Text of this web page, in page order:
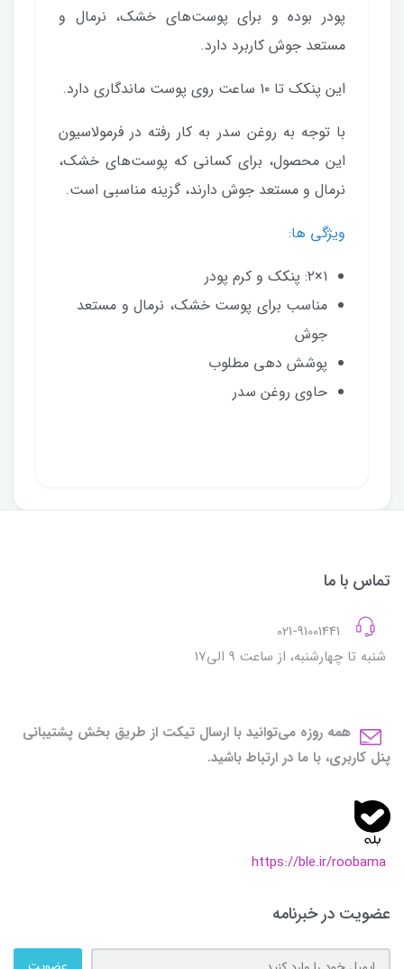
پودر بوده و برای پوست‌های خشک، نرمال و
مستعد جوش کاربرد دارد.
این پنکک تا ۱۰ ساعت روی پوست ماندگاری دارد.
با توجه به روغن سدر به کار رفته در فرمولاسیون
این محصول، برای کسانی که پوست‌های خشک،
نرمال و مستعد جوش دارند، گزینه مناسبی است.
ویژگی ها:
۱×۲: پنکک و کرم پودر
مناسب برای پوست خشک، نرمال و مستعد
جوش
پوشش دهی مطلوب
حاوی روغن سدر
تماس با ما
شنبه تا چهارشنبه، از ساعت 9 الی17
همه روزه می‌توانید با ارسال تیکت از طریق بخش پشتیبانی
پنل کاربری، با ما در ارتباط باشید.
https://ble.ir/roobama
عضویت در خبرنامه